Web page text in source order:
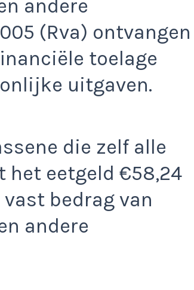
andere
(Rva) ontvangen
toelage
uitgaven.
die zelf alle
eetgeld €58,24
bedrag van
andere